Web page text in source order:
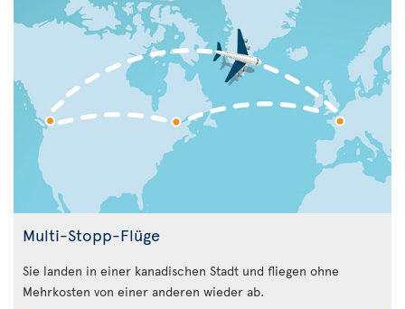
Multi-Stopp-Flüge
Sie landen in einer kanadischen Stadt und fliegen ohne
Mehrkosten von einer anderen wieder ab.